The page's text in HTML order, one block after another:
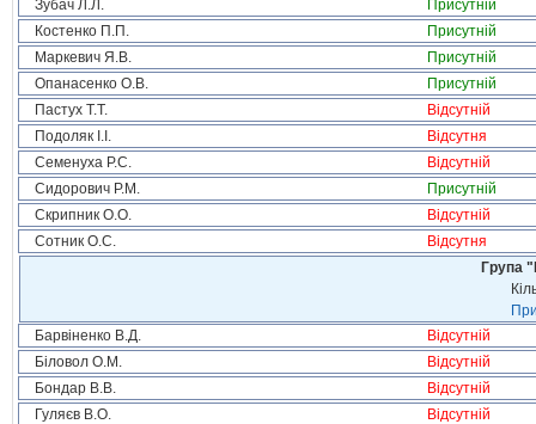
Зубач Л.Л.
Присутній
Костенко П.П.
Присутній
Маркевич Я.В.
Присутній
Опанасенко О.В.
Присутній
Пастух Т.Т.
Відсутній
Подоляк І.І.
Відсутня
Семенуха Р.С.
Відсутній
Сидорович Р.М.
Присутній
Скрипник О.О.
Відсутній
Сотник О.С.
Відсутня
Група
Барвіненко В.Д.
Відсутній
Біловол О.М.
Відсутній
Бондар В.В.
Відсутній
Гуляєв В.О.
Відсутній